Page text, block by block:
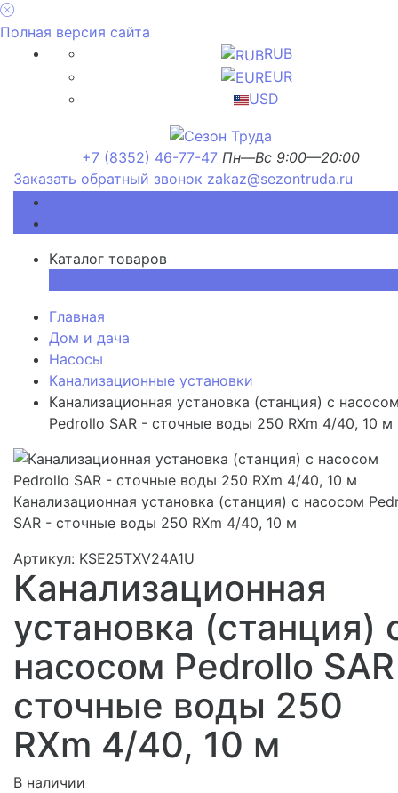
Полная версия сайта
RUB
EUR
USD
+7 (8352) 46-77-47 Пн—Вс 9:00—20:00
Заказать обратный звонок zakaz@sezontruda.ru
Каталог товаров
Главная
Дом и дача
Насосы
Канализационные установки
Канализационная установка (станция) с
Pedrollo SAR - сточные воды 250 RXm 4/40, 10 м
Канализационная установка (станция) с насосом
SAR - сточные воды 250 RXm 4/40, 10 м
Артикул: KSE25TXV24A1U
Канализационная
установка (станция)
насосом Pedrollo
сточные воды 250
RXm 4/40, 10 м
В наличии